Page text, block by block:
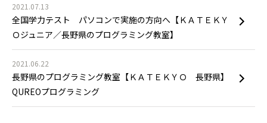
2021.07.13
全国学力テスト パソコンで実施の方向へ【ＫＡＴＥＫＹ
Ｏジュニア／長野県のプログラミング教室】
2021.06.22
長野県のプログラミング教室【ＫＡＴＥＫＹＯ 長野県】
QUREOプログラミング